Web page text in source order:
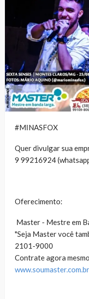
#MINASFOX
Quer divulgar sua
9 99216924
Oferecimento:
Master - Mestre em
"Seja Master você
2101-9000
Contrate agora mesmo
www.soumaster.com.br